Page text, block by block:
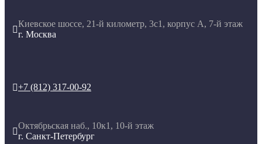

Киевское шоссе, 21-й километр, 3с1, корпус А, 7-й этаж
г. Москва
+7 (812) 317-00-92

Октябрьская наб., 10к1, 10-й этаж
г. Санкт-Петербург